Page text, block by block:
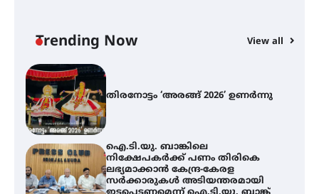
Trending Now View all
നിക്ഷേപകർക്ക് പണം തിരികെ
ലഭ്യമാക്കാൻ കേന്ദ്ര-കേരള
സർക്കാരുകൾ അടിയന്തരമായി
ഇടപെടണമെന്ന് ഐ.ടി.യു. ബാങ്ക്
നിക്ഷേപക സംരക്ഷണ സമിതി
ശക്തമായ കാറ്റിന് സാധ്യത –
ആഗസ്റ്റ് 12 വരെ മഴ തുടരും,
തൃശൂർ ജില്ലയിൽ മഞ്ഞ അലർട്ട്